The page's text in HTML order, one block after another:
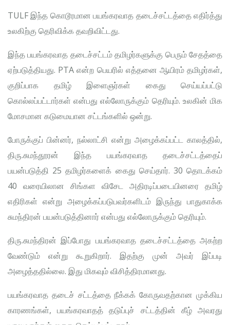
TULF இந்த கொடூரமான பயங்கரவாத தடைச்சட்டத்தை எதிர்த்து
உலகிற்கு தெரிவிக்க தவறிவிட்டது.
இந்த பயங்கரவாத தடைச்சட்டம் தமிழர்களுக்கு பெரும் சேதத்தை
ஏற்படுத்தியது. PTA என்ற பெயரில் எத்தனை ஆயிரம் தமிழர்கள்,
குறிப்பாக தமிழ் இளைஞர்கள் கைது செய்யப்பட்டு
கொல்லப்பட்டார்கள் என்பது எல்லோருக்கும் தெரியும். உலகின் மிக
மோசமான கடுமையான சட்டங்களில் ஒன்று.
போருக்குப் பின்னர், நல்லாட்சி என்று அழைக்கப்பட்ட காலத்தில்,
திரு.சுமந்தூரன் இந்த பயங்கரவாத தடைச்சட்டத்தைப்
பயன்படுத்தி 25 தமிழர்களைக் கைது செய்தார். 30 தொடக்கம்
40 வரையிலான சிங்கள விசேட அதிரடிப்படையினரை தமிழ்
எதிரிகள் என்று அழைக்கப்படுபவர்களிடம் இருந்து பாதுகாக்க
சுமந்திரன் பயன்படுத்தினார் என்பது எல்லோருக்கும் தெரியும்.
திரு.சுமந்திரன் இப்போது பயங்கரவாத தடைச்சட்டத்தை அகற்ற
வேண்டும் என்று கூறுகிறார். இதற்கு முன் அவர் இப்படி
அழைத்ததில்லை. இது மிகவும் விசித்திரமானது.
பயங்கரவாத தடைச் சட்டத்தை நீக்கக் கோருவதற்கான முக்கிய
காரணங்கள், பயங்கரவாதத் தடுப்புச் சட்டத்தின் கீழ் அவரது